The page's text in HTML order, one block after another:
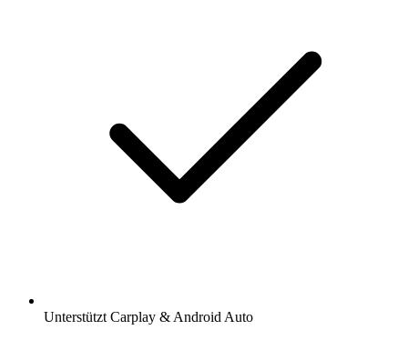
Unterstützt Carplay & Android Auto